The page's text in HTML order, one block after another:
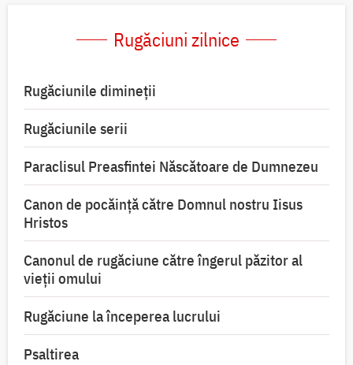
Rugăciuni zilnice
Rugăciunile dimineții
Rugăciunile serii
Paraclisul Preasfintei Născătoare de Dumnezeu
Canon de pocăință către Domnul nostru Iisus
Hristos
Canonul de rugăciune către îngerul păzitor al
vieții omului
Rugăciune la începerea lucrului
Psaltirea